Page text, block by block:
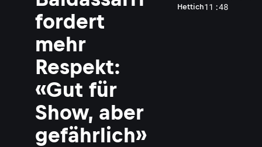
fordert
mehr
Respekt:
«Gut für
Show, aber
gefährlich»
Hettich11:48